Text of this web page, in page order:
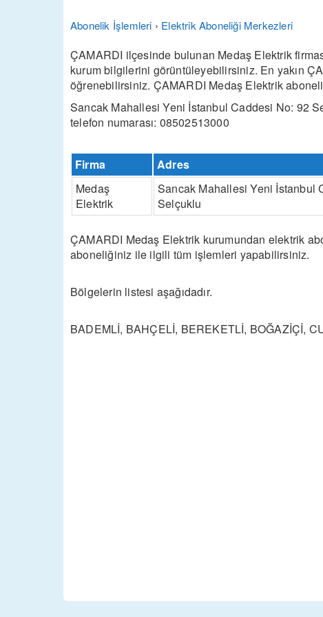
Abonelik İşlemleri › Elektrik Aboneliği Merkezleri
ÇAMARDI ilçesinde bulunan Medaş Elektrik
kurum bilgilerini görüntüleyebilirsiniz. En yakın
öğrenebilirsiniz. ÇAMARDI Medaş Elektrik
Sancak Mahallesi Yeni İstanbul Caddesi No: 92
telefon numarası: 08502513000
Firma Adres
Medaş
Elektrik
Sancak Mahallesi Yeni İstanbul
Selçuklu
ÇAMARDI Medaş Elektrik kurumundan elektrik
aboneliğiniz ile ilgili tüm işlemleri yapabilirsiniz.
Bölgelerin listesi aşağıdadır.
BADEMLİ, BAHÇELİ, BEREKETLİ, BOĞAZİÇİ,